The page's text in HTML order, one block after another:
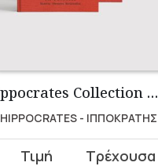
Ippocrates Collection – Hardbound Edition
HIPPOCRATES - ΙΠΠΟΚΡΑΤΗΣ
Original
Current